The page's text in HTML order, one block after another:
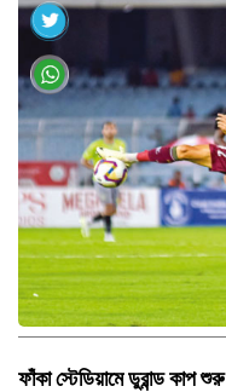
ফাঁকা স্টেডিয়ামে ডুরান্ড কাপ শুরু